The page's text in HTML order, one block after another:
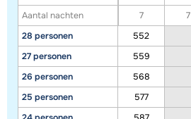
Aantal nachten
28 personen
27 personen
26 personen
25 personen
7
7
552
559
568
577